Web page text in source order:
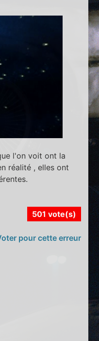
l'on voit ont la
réalité , elles ont
501 vote(s)
pour cette erreur